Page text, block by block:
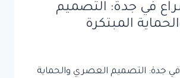
في جدة: التصميم
المبتكرة
جدة: التصميم العصري والحماية